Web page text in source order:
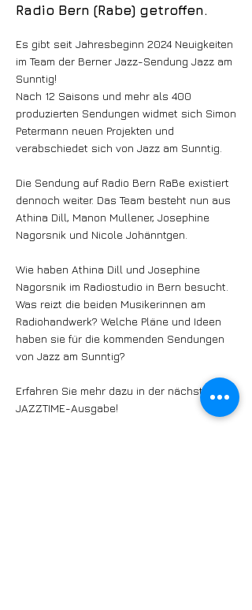
Radio Bern (Rabe) getroffen.
Es gibt seit Jahresbeginn 2024 Neuigkeiten
im Team der Berner Jazz-Sendung Jazz am
Sunntig!
Nach 12 Saisons und mehr als 400
produzierten Sendungen widmet sich Simon
Petermann neuen Projekten und
verabschiedet sich von Jazz am Sunntig.
Die Sendung auf Radio Bern RaBe existiert
dennoch weiter. Das Team besteht nun aus
Athina Dill, Manon Mullener, Josephine
Nagorsnik und Nicole Johänntgen.
Wie haben Athina Dill und Josephine
Nagorsnik im Radiostudio in Bern besucht.
Was reizt die beiden Musikerinnen am
Radiohandwerk? Welche Pläne und Ideen
haben sie für die kommenden Sendungen
von Jazz am Sunntig?
Erfahren Sie mehr dazu in der nächsten
JAZZTIME-Ausgabe!